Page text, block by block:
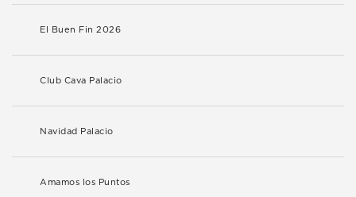
El Buen Fin 2026
Club Cava Palacio
Navidad Palacio
Amamos los Puntos